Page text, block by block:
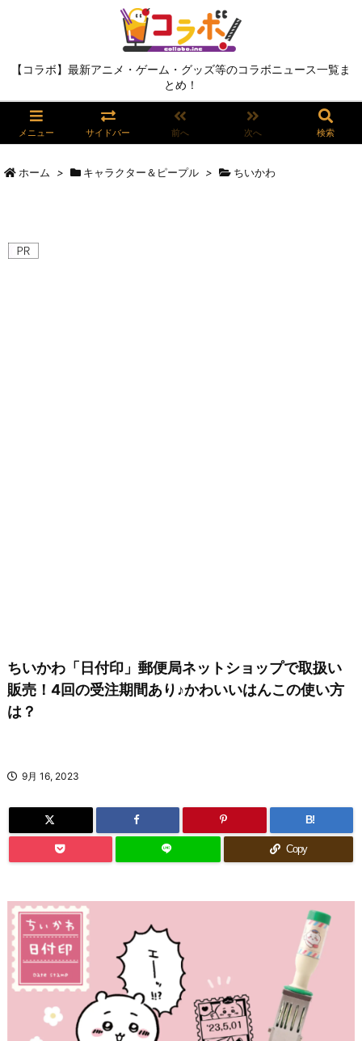
【コラボ】最新アニメ・ゲーム・グッズ等のコラボニュース一覧ま
とめ！
メニュー サイドバー 前へ 次へ 検索
ホーム > キャラクター＆ピープル > ちいかわ
ちいかわ「日付印」郵便局ネットショップで取扱い
販売！4回の受注期間あり♪かわいいはんこの使い方
は？
9月 16, 2023
B!
Copy